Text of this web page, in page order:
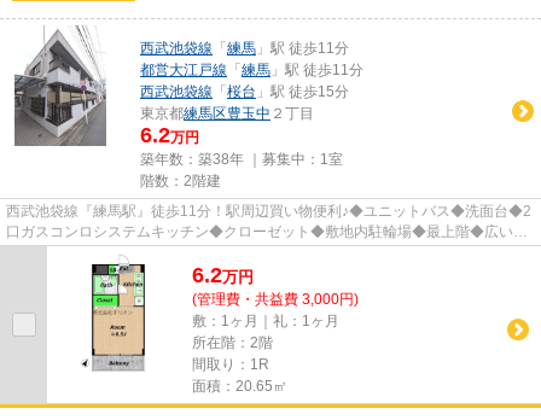
西武池袋線 「 練馬 」駅 徒歩11分
都営大江戸線 「 練馬 」駅 徒歩11分
西武池袋線 「 桜台 」駅 徒歩15分
東京都練馬区豊玉中 ２丁目
6.2万円
築年数：築38年 ｜募集中： 1室
階数：2階建
西武池袋線『練馬駅』徒歩11分！駅周辺買い物便利♪◆ユニットバス◆洗面台◆2
口ガスコンロシステムキッチン◆クローゼット◆敷地内駐輪場◆最上階◆広いバ
ルコニー◆24時間サービス 他 ※遠方...
6.2万円
(管理費・共益費 3,000円)
敷：1ヶ月｜礼：1ヶ月
所在階：2階
間取り：1R
面積：20.65㎡